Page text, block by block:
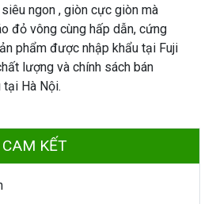
siêu ngon , giòn cực giòn mà
đỏ vông cùng hấp dẫn, cứng
phẩm được nhập khẩu tại Fuji
lượng và chính sách bán
tại Hà Nội.
CAM KẾT